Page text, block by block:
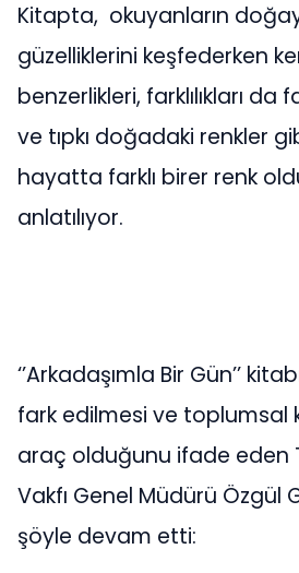
Kitapta, okuyanların
güzelliklerini keşfederken
benzerlikleri, farklılıkları
ve tıpkı doğadaki renkler
hayatta farklı birer renk
anlatılıyor.
‘’Arkadaşımla Bir Gün’’
fark edilmesi ve toplumsal
araç olduğunu ifade eden
Vakfı Genel Müdürü Özgül
şöyle devam etti: